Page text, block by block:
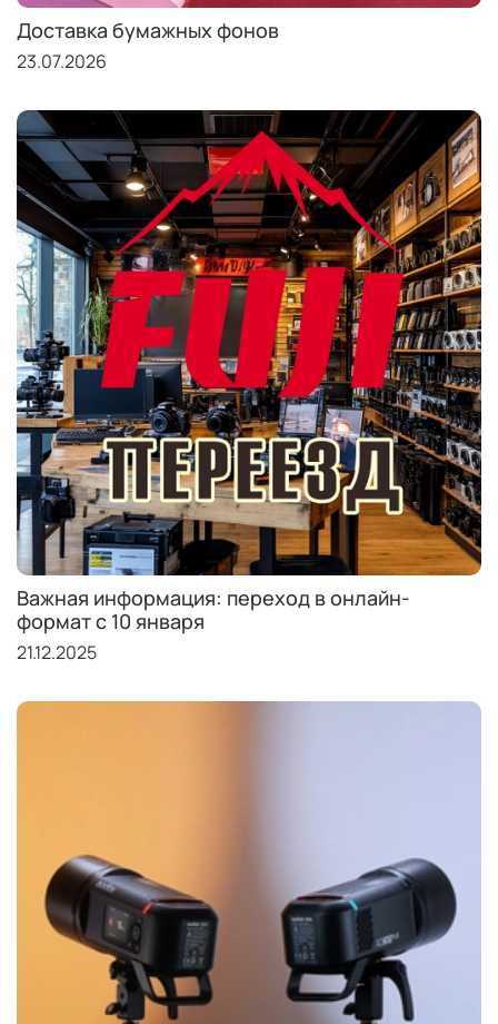
Доставка бумажных фонов
23.07.2026
Важная информация: переход в онлайн-
формат с 10 января
21.12.2025